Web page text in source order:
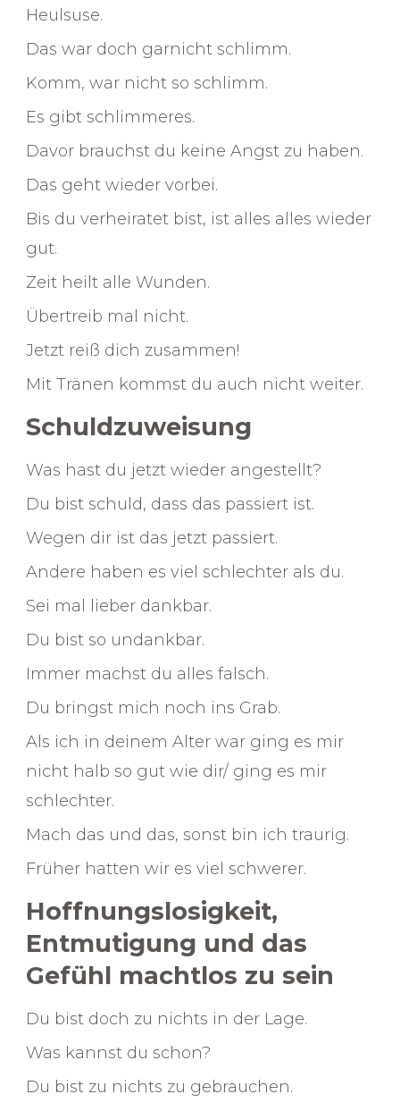
Heulsuse.
Das war doch garnicht schlimm.
Komm, war nicht so schlimm.
Es gibt schlimmeres.
Davor brauchst du keine Angst zu haben.
Das geht wieder vorbei.
Bis du verheiratet bist, ist alles alles wieder
gut.
Zeit heilt alle Wunden.
Übertreib mal nicht.
Jetzt reiß dich zusammen!
Mit Tränen kommst du auch nicht weiter.
Schuldzuweisung
Was hast du jetzt wieder angestellt?
Du bist schuld, dass das passiert ist.
Wegen dir ist das jetzt passiert.
Andere haben es viel schlechter als du.
Sei mal lieber dankbar.
Du bist so undankbar.
Immer machst du alles falsch.
Du bringst mich noch ins Grab.
Als ich in deinem Alter war ging es mir
nicht halb so gut wie dir/ ging es mir
schlechter.
Mach das und das, sonst bin ich traurig.
Früher hatten wir es viel schwerer.
Hoffnungslosigkeit,
Entmutigung und das
Gefühl machtlos zu sein
Du bist doch zu nichts in der Lage.
Was kannst du schon?
Du bist zu nichts zu gebrauchen.